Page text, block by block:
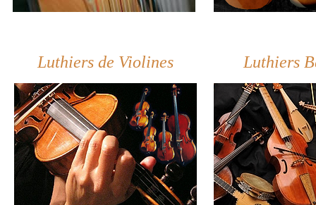
Luthiers de Violines Luthiers